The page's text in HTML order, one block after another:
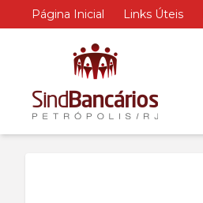
Página Inicial Links Úteis